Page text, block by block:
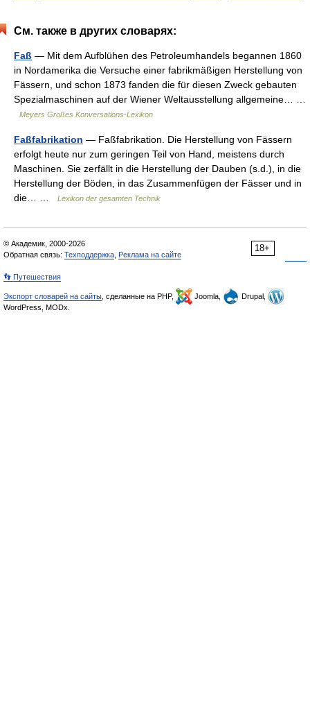
См. также в других словарях:
Faß — Mit dem Aufblühen des Petroleumhandels begannen 1860
in Nordamerika die Versuche einer fabrikmäßigen Herstellung von
Fässern, und schon 1873 fanden die für diesen Zweck gebauten
Spezialmaschinen auf der Wiener Weltausstellung allgemeine… …
Meyers Großes Konversations-Lexikon
Faßfabrikation — Faßfabrikation. Die Herstellung von Fässern
erfolgt heute nur zum geringen Teil von Hand, meistens durch
Maschinen. Sie zerfällt in die Herstellung der Dauben (s.d.), in die
Herstellung der Böden, in das Zusammenfügen der Fässer und in
die… …
Lexikon der gesamten Technik
18+
© Академик, 2000-2026
Обратная связь: Техподдержка Реклама на сайте
👣 Путешествия
Экспорт словарей на сайты , сделанные на PHP, Joomla,
Drupal,
WordPress, MODx.